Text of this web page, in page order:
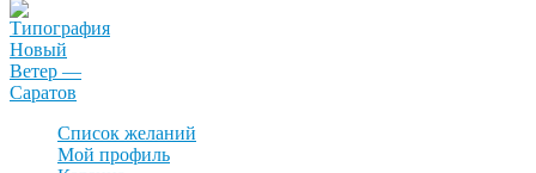
Список желаний
Мой профиль